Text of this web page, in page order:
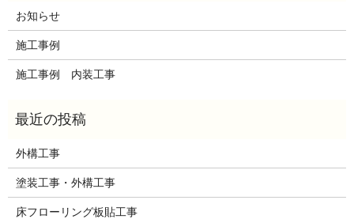
お知らせ
施工事例
施工事例 内装工事
外構工事
塗装工事・外構工事
床フローリング板貼工事